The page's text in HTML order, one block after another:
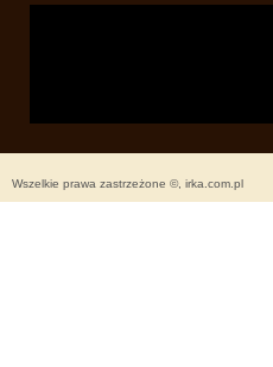
Wszelkie prawa zastrzeżone ©, irka.com.pl